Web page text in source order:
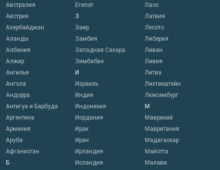
Австралия
Австрия
Азербайджан
Аланды
Албания
Алжир
Ангилья
Ангола
Андорра
Антигуа и Барбуда
Аргентина
Армения
Аруба
Афганистан
Б
Египет
З
Заир
Замбия
Западная Сахара
Зимбабве
И
Израиль
Индия
Индонезия
Иордания
Ирак
Иран
Ирландия
Исландия
Лаос
Латвия
Лесото
Либерия
Ливан
Ливия
Литва
Лихтенштейн
Люксембург
М
Маврикий
Мавритания
Мадагаскар
Майотта
Малави